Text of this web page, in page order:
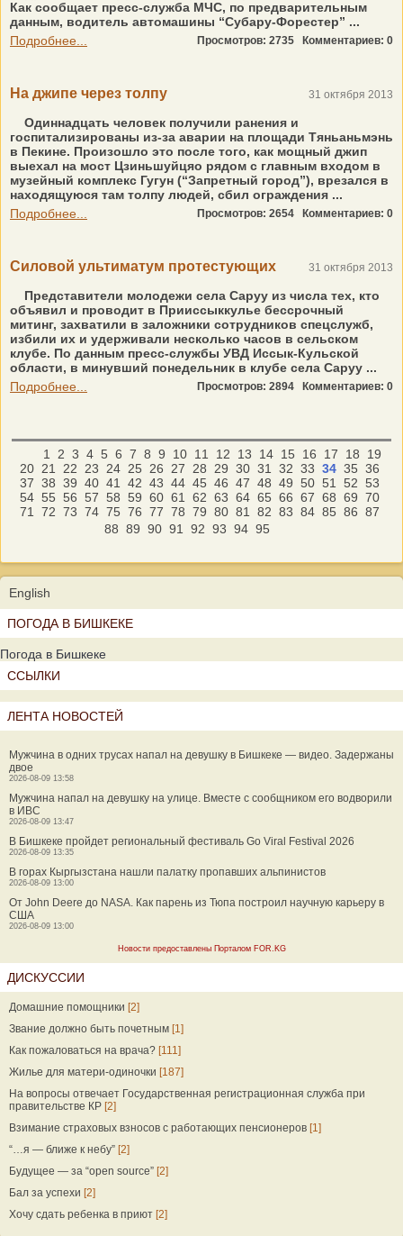
Как сообщает пресс-служба МЧС, по предварительным
данным, водитель автомашины “Субару-Форестер” ...
Подробнее...
Просмотров: 2735 Комментариев: 0
На джипе через толпу 31 октября 2013
Одиннадцать человек получили ранения и
госпитализированы из-за аварии на площади Тяньаньмэнь
в Пекине. Произошло это после того, как мощный джип
выехал на мост Цзиньшуйцяо рядом с главным входом в
музейный комплекс Гугун (“Запретный город”), врезался в
находящуюся там толпу людей, сбил ограждения ...
Подробнее...
Просмотров: 2654 Комментариев: 0
Силовой ультиматум протестующих 31 октября 2013
Представители молодежи села Саруу из числа тех, кто
объявил и проводит в Прииссыккулье бессрочный
митинг, захватили в заложники сотрудников спецслужб,
избили их и удерживали несколько часов в сельском
клубе. По данным пресс-службы УВД Иссык-Кульской
области, в минувший понедельник в клубе села Саруу ...
Подробнее...
Просмотров: 2894 Комментариев: 0
1 2 3 4 5 6 7 8 9 10 11 12 13 14 15 16 17 18
19
20 21 22 23 24 25 26 27 28 29 30 31 32 33 34 35 36
37 38 39 40 41 42 43 44 45 46 47 48 49 50 51 52 53
54 55 56 57 58 59 60 61 62 63 64 65 66 67 68 69 70
71
72 73 74 75 76 77 78 79 80 81 82 83 84 85 86 87
88 89 90 91 92 93 94 95
English
ПОГОДА В БИШКЕКЕ
Погода в Бишкеке
ССЫЛКИ
ЛЕНТА НОВОСТЕЙ
Мужчина в одних трусах напал на девушку в Бишкеке — видео. Задержаны
двое
2026-08-09 13:58
Мужчина напал на девушку на улице. Вместе с сообщником его водворили
в ИВС
2026-08-09 13:47
В Бишкеке пройдет региональный фестиваль Go Viral Festival 2026
2026-08-09 13:35
В горах Кыргызстана нашли палатку пропавших альпинистов
2026-08-09 13:00
От John Deere до NASA. Как парень из Тюпа построил научную карьеру в
США
2026-08-09 13:00
Новости предоставлены Порталом FOR.KG
ДИСКУССИИ
Домашние помощники [2]
Звание должно быть почетным [1]
Как пожаловаться на врача? [111]
Жилье для матери-одиночки [187]
На вопросы отвечает Государственная регистрационная служба при
правительстве КР [2]
Взимание страховых взносов с работающих пенсионеров [1]
“…я — ближе к небу” [2]
Будущее — за “open source” [2]
Бал за успехи [2]
Хочу сдать ребенка в приют [2]